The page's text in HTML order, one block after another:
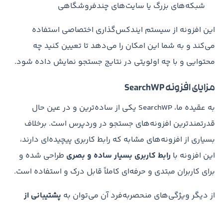
شبکه‌های بزرگ یا سایت‌های چندفروشگاهی
این افزونه از سیستم ایندکس‌گذاری اختصاصی استفاده
می‌کند و به شما این امکان را می‌دهد تا تعیین کنید چه
محتوایی و با چه اولویتی در نتایج جستجو نمایش داده شود.
مزایای افزونه SearchWP
به عقیده ما، SearchWP یکی از ساده‌ترین و در عین حال
قدرتمندترین افزونه‌های جستجو در وردپرس است. برخلاف
بسیاری از افزونه‌های مشابه که رابط کاربری پیچیده‌ای دارند،
این افزونه با رابط کاربری بسیار ساده و بصری طراحی شده و
برای کاربران مبتدی و حرفه‌ای کاملاً قابل درک و استفاده است.
از دیگر ویژگی‌های منحصربه‌فرد آن می‌توان به پشتیبانی از